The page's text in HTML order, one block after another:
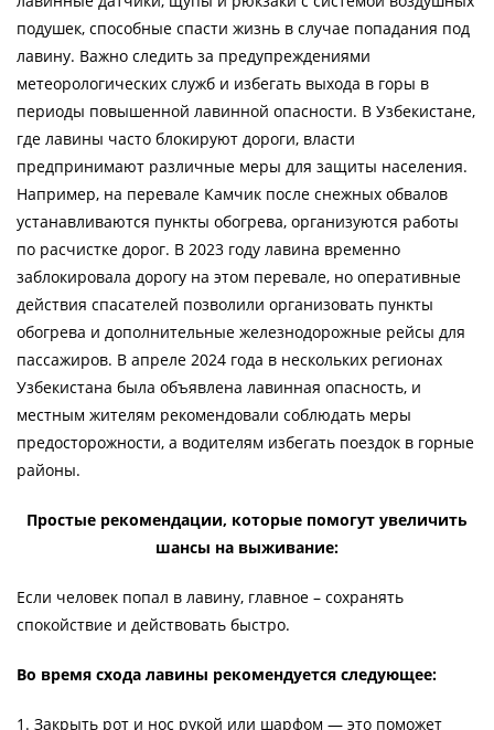
подушек, способные спасти жизнь в случае попадания под
лавину. Важно следить за предупреждениями
метеорологических служб и избегать выхода в горы в
периоды повышенной лавинной опасности. В Узбекистане,
где лавины часто блокируют дороги, власти
предпринимают различные меры для защиты населения.
Например, на перевале Камчик после снежных обвалов
устанавливаются пункты обогрева, организуются работы
по расчистке дорог. В 2023 году лавина временно
заблокировала дорогу на этом перевале, но оперативные
действия спасателей позволили организовать пункты
обогрева и дополнительные железнодорожные рейсы для
пассажиров. В апреле 2024 года в нескольких регионах
Узбекистана была объявлена лавинная опасность, и
местным жителям рекомендовали соблюдать меры
предосторожности, а водителям избегать поездок в горные
районы.
Простые рекомендации, которые помогут увеличить
шансы на выживание:
Если человек попал в лавину, главное – сохранять
спокойствие и действовать быстро.
Во время схода лавины рекомендуется следующее:
1. Закрыть рот и нос рукой или шарфом — это поможет